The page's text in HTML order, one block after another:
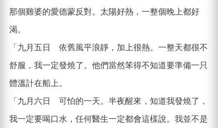
那個雞婆的愛德蒙反對。太陽好熱，一整個晚上都好
渴。
「九月五日 依舊風平浪靜，加上很熱。一整天都很不
舒服，我一定發燒了。他們當然笨得不知道要準備一只
體溫計在船上。
「九月六日 可怕的一天。半夜醒來，知道我發燒了，
我一定要喝口水，任何醫生一定都會這樣說。我並不是